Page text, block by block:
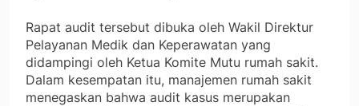
Rapat audit tersebut dibuka oleh Wakil Direktur
Pelayanan Medik dan Keperawatan yang
didampingi oleh Ketua Komite Mutu rumah sakit.
Dalam kesempatan itu, manajemen rumah sakit
menegaskan bahwa audit kasus merupakan